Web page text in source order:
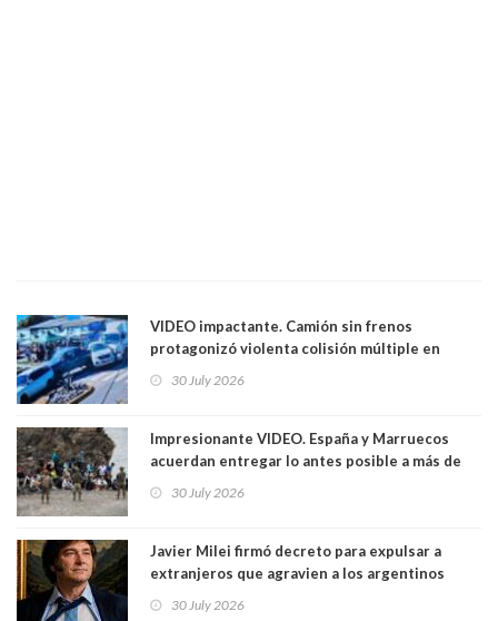
VIDEO impactante. Camión sin frenos
protagonizó violenta colisión múltiple en
30 July 2026
Impresionante VIDEO. España y Marruecos
acuerdan entregar lo antes posible a más de
avalancha y de manera irregular a territorio
30 July 2026
Javier Milei firmó decreto para expulsar a
extranjeros que agravien a los argentinos
30 July 2026